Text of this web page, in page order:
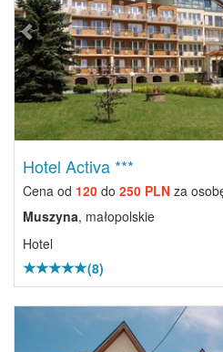
Hotel Activa ***
Cena od 120 do 250 PLN za
Muszyna, małopolskie
Hotel
(8)
Previous